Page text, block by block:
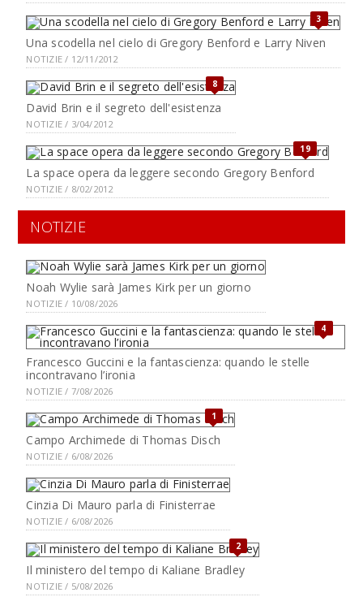
3
Una scodella nel cielo di Gregory Benford e Larry Niven
NOTIZIE / 12/11/2012
8
David Brin e il segreto dell'esistenza
NOTIZIE / 3/04/2012
19
La space opera da leggere secondo Gregory Benford
NOTIZIE / 8/02/2012
NOTIZIE
Noah Wylie sarà James Kirk per un giorno
NOTIZIE / 10/08/2026
4
Francesco Guccini e la fantascienza: quando le stelle
incontravano l’ironia
NOTIZIE / 7/08/2026
1
Campo Archimede di Thomas Disch
NOTIZIE / 6/08/2026
Cinzia Di Mauro parla di Finisterrae
NOTIZIE / 6/08/2026
2
Il ministero del tempo di Kaliane Bradley
NOTIZIE / 5/08/2026